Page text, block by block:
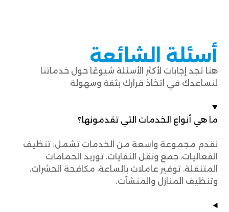
أسئلة الشائعة
هنا تجد إجابات لأكثر الأسئلة شيوعًا حول خدماتنا
لنساعدك في اتخاذ قرارك بثقة وسهولة
ما هي أنواع الخدمات التي تقدمونها؟
نقدم مجموعة واسعة من الخدمات تشمل: تنظيف
الفعاليات، جمع ونقل النفايات، توريد الحمامات
المتنقلة، توفير عاملات بالساعة، مكافحة الحشرات،
وتنظيف المنازل والمنشآت.